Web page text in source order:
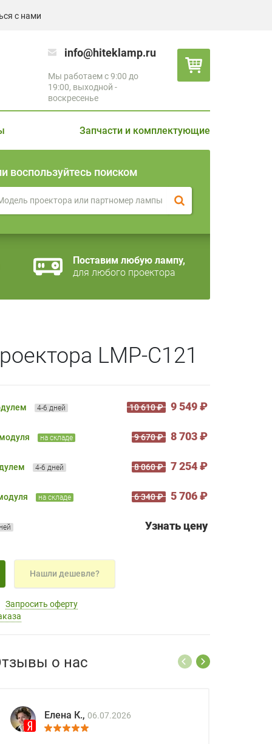
с нами
info@hiteklamp.ru
Мы работаем с 9:00 до
19:00, выходной -
воскресенье
Запчасти и комплектующие
воспользуйтесь поиском
Поставим любую лампу,
для любого проектора
LMP-C121
4-6 дней 10 610 ₽ 9 549 ₽
на складе 9 670 ₽ 8 703 ₽
4-6 дней 8 060 ₽ 7 254 ₽
на складе 6 340 ₽ 5 706 ₽
Узнать цену
Нашли дешевле?
Запросить оферту
о нас
Елена К., 06.07.2026